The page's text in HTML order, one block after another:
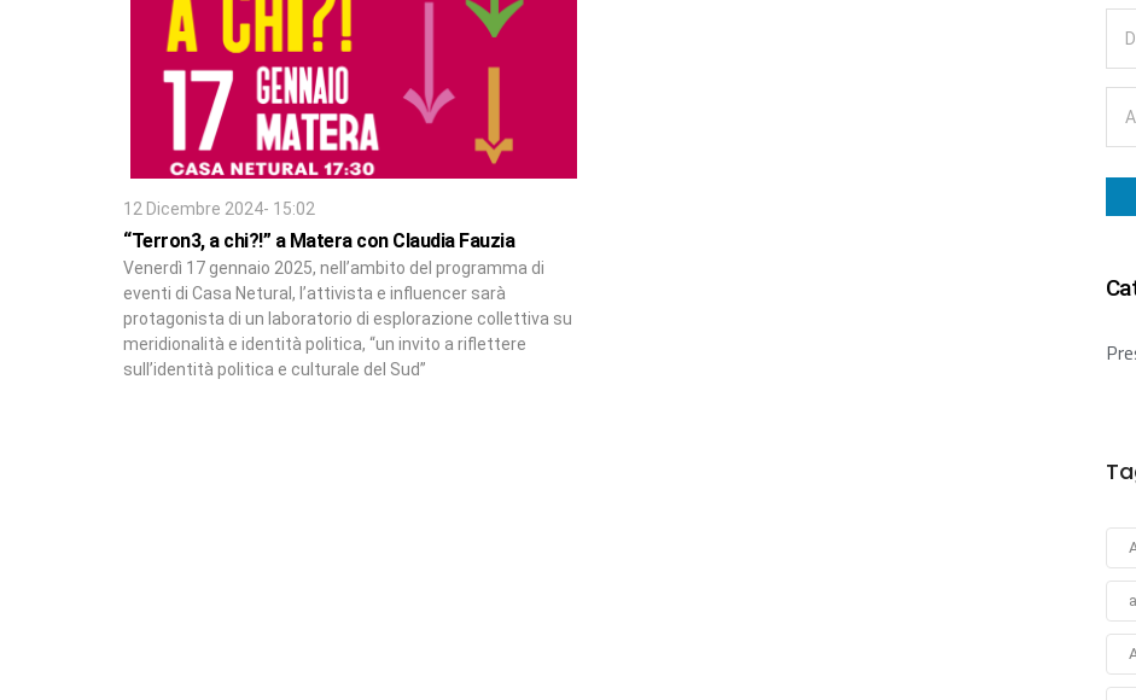
12 Dicembre 2024- 15:02
“Terron3, a chi?!” a Matera con Claudia Fauzia
Venerdì 17 gennaio 2025, nell’ambito del programma di
eventi di Casa Netural, l’attivista e influencer sarà
protagonista di un laboratorio di esplorazione collettiva su
meridionalità e identità politica, “un invito a riflettere
sull’identità politica e culturale del Sud”